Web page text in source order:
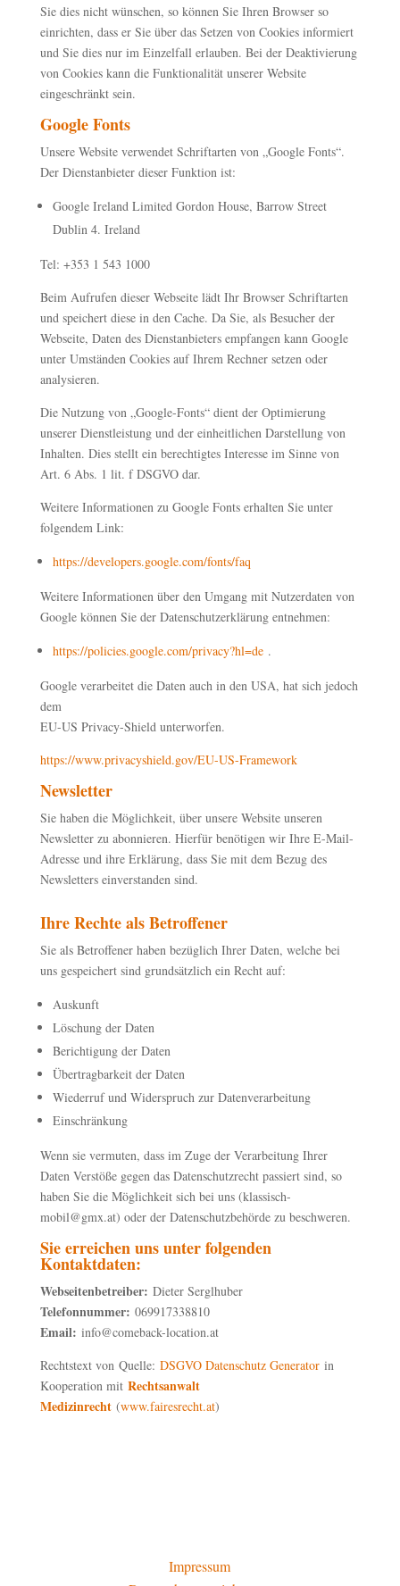
Sie dies nicht wünschen, so können Sie Ihren Browser so
einrichten, dass er Sie über das Setzen von Cookies informiert
und Sie dies nur im Einzelfall erlauben. Bei der Deaktivierung
von Cookies kann die Funktionalität unserer Website
eingeschränkt sein.
Google Fonts
Unsere Website verwendet Schriftarten von „Google Fonts“.
Der Dienstanbieter dieser Funktion ist:
Google Ireland Limited Gordon House, Barrow Street
Dublin 4. Ireland
Tel: +353 1 543 1000
Beim Aufrufen dieser Webseite lädt Ihr Browser Schriftarten
und speichert diese in den Cache. Da Sie, als Besucher der
Webseite, Daten des Dienstanbieters empfangen kann Google
unter Umständen Cookies auf Ihrem Rechner setzen oder
analysieren.
Die Nutzung von „Google-Fonts“ dient der Optimierung
unserer Dienstleistung und der einheitlichen Darstellung von
Inhalten. Dies stellt ein berechtigtes Interesse im Sinne von
Art. 6 Abs. 1 lit. f DSGVO dar.
Weitere Informationen zu Google Fonts erhalten Sie unter
folgendem Link:
https://developers.google.com/fonts/faq
Weitere Informationen über den Umgang mit Nutzerdaten von
Google können Sie der Datenschutzerklärung entnehmen:
https://policies.google.com/privacy?hl=de .
Google verarbeitet die Daten auch in den USA, hat sich jedoch
dem
EU-US Privacy-Shield unterworfen.
https://www.privacyshield.gov/EU-US-Framework
Newsletter
Sie haben die Möglichkeit, über unsere Website unseren
Newsletter zu abonnieren. Hierfür benötigen wir Ihre E-Mail-
Adresse und ihre Erklärung, dass Sie mit dem Bezug des
Newsletters einverstanden sind.
Ihre Rechte als Betroffener
Sie als Betroffener haben bezüglich Ihrer Daten, welche bei
uns gespeichert sind grundsätzlich ein Recht auf:
Auskunft
Löschung der Daten
Berichtigung der Daten
Übertragbarkeit der Daten
Wiederruf und Widerspruch zur Datenverarbeitung
Einschränkung
Wenn sie vermuten, dass im Zuge der Verarbeitung Ihrer
Daten Verstöße gegen das Datenschutzrecht passiert sind, so
haben Sie die Möglichkeit sich bei uns (klassisch-
mobil@gmx.at) oder der Datenschutzbehörde zu beschweren.
Sie erreichen uns unter folgenden
Kontaktdaten:
Webseitenbetreiber: Dieter Serglhuber
Telefonnummer: 069917338810
Email: info@comeback-location.at
Rechtstext von Quelle: DSGVO Datenschutz Generatorin
Kooperation mit Rechtsanwalt
Medizinrecht (www.fairesrecht.at)
Impressum